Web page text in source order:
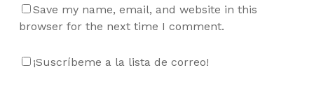
Save my name, email, and website in this
browser for the next time I comment.
¡Suscríbeme a la lista de correo!